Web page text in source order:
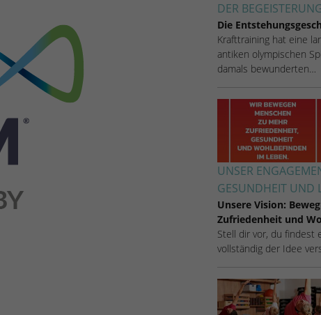
DER
Die
Krafttraining hat eine
antiken olympischen
damals bewunderten…
UNSER
GESUNDHEIT UND
Unsere Vision:
Zufriedenheit und
Stell dir vor, du findest
vollständig der Idee
Google Analytics
1 Minute
Dieser Cookie identifiziert die Besucher nach
Alter, Geschlecht oder Interessen und nutzt dazu
den DoubleClick des Google Tag Manager, um
die gezielte Anzeigenplatzierung zu vereinfachen.